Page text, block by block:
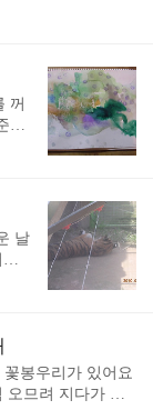
마 아빠와 그 문어
나뭇가지를 보
까지 뛰어가네
있었지 물론~~
이 있었지 거기에
로 아주 많은 풀들
고 모자까지 썼지
꺼
다
?
적
날
펭
처
우
봉우리가 있어요
오므려 지다가 비